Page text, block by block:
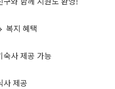
복지 혜택
숙사 제공 가능
사 제공